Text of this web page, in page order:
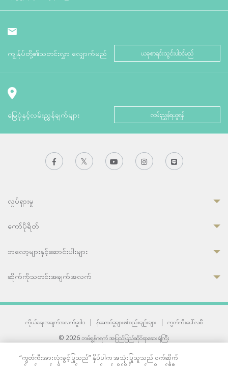
ကျွန်ုပ်တို့၏သတင်းလွှာ လျှောက်မည် ယခုစာရင်းသွင်းပါဝင်မည်
မြေပုံနှင့်လမ်းညွှန်ချက်များ လမ်းညွှန်ရယူရန်
လှုပ်ရှားမှု
ကော်ပိုရိတ်
ဘလော့များနှင့်ဆောင်းပါးများ
ဆိုက်ကိုသတင်းအချက်အလက်
ကိုယ်ရေးအချက်အလက်မူဝါဒ | န်ဆောင်မှုများ၏စည်းမျဉ်းများ |
ကွတ်ကီးပေါ်လစီ
© 2026 ဘမ်ရွန်ဂရက် အပြည်ပြည်ဆိုင်ရာဆေးရုံကြီး
“ကွတ်ကီးအားလုံးခွင့်ပြုသည်” နှိပ်ပါက အသုံးပြုသူသည် ဝက်ဆိုက်